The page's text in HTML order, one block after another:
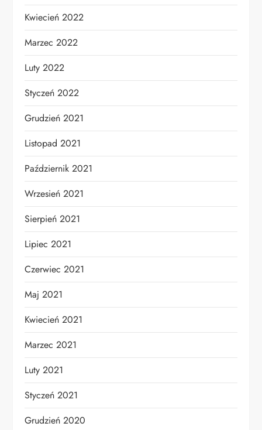
Kwiecień 2022
Marzec 2022
Luty 2022
Styczeń 2022
Grudzień 2021
Listopad 2021
Październik 2021
Wrzesień 2021
Sierpień 2021
Lipiec 2021
Czerwiec 2021
Maj 2021
Kwiecień 2021
Marzec 2021
Luty 2021
Styczeń 2021
Grudzień 2020